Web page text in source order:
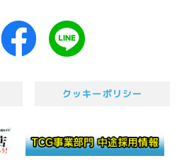
クッキーポリシー